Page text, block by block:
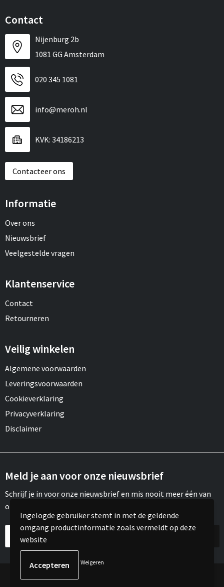
Contact
Nijenburg 2b
1081 GG Amsterdam
020 345 1081
info@meroh.nl
KVK: 34186213
Contacteer ons
Informatie
Over ons
Nieuwsbrief
Veelgestelde vragen
Klantenservice
Contact
Retourneren
Veilig winkelen
Algemene voorwaarden
Leveringsvoorwaarden
Cookieverklaring
Privacyverklaring
Disclaimer
Meld je aan voor onze nieuwsbrief
Schrijf je in voor onze nieuwsbrief en mis nooit meer één van
onze leuke aanbiedingen of updates.
© Copyright Meroh 2022
Ingelogde gebruiker stemt in met de geldende
omgang productinformatie zoals vermeldt op deze
website
Weigeren